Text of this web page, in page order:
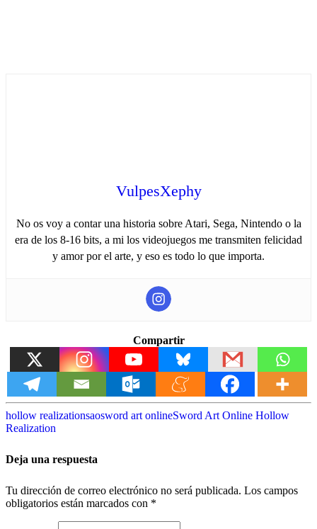
VulpesXephy
No os voy a contar una historia sobre Atari, Sega, Nintendo o la
era de los 8-16 bits, a mi los videojuegos me transmiten felicidad
y amor por el arte, y eso es todo lo que importa.
Compartir
hollow realizationsaosword art onlineSword Art Online Hollow
Realization
Deja una respuesta
Tu dirección de correo electrónico no será publicada. Los campos
obligatorios están marcados con *